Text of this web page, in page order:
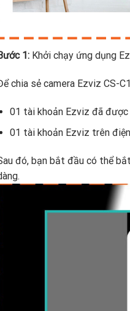
1: Khởi chạy ứng dụng
chia sẻ camera Ezviz CS-
01 tài khoản Ezviz đã được
01 tài khoản Ezviz trên
đó, bạn bắt đầu có thể